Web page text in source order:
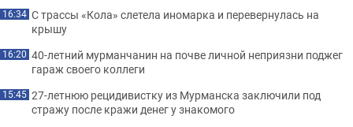
16:34 С трассы «Кола» слетела иномарка и перевернулась на
крышу
16:20 40-летний мурманчанин на почве личной неприязни поджег
гараж своего коллеги
15:45 27-летнюю рецидивистку из Мурманска заключили под
стражу после кражи денег у знакомого